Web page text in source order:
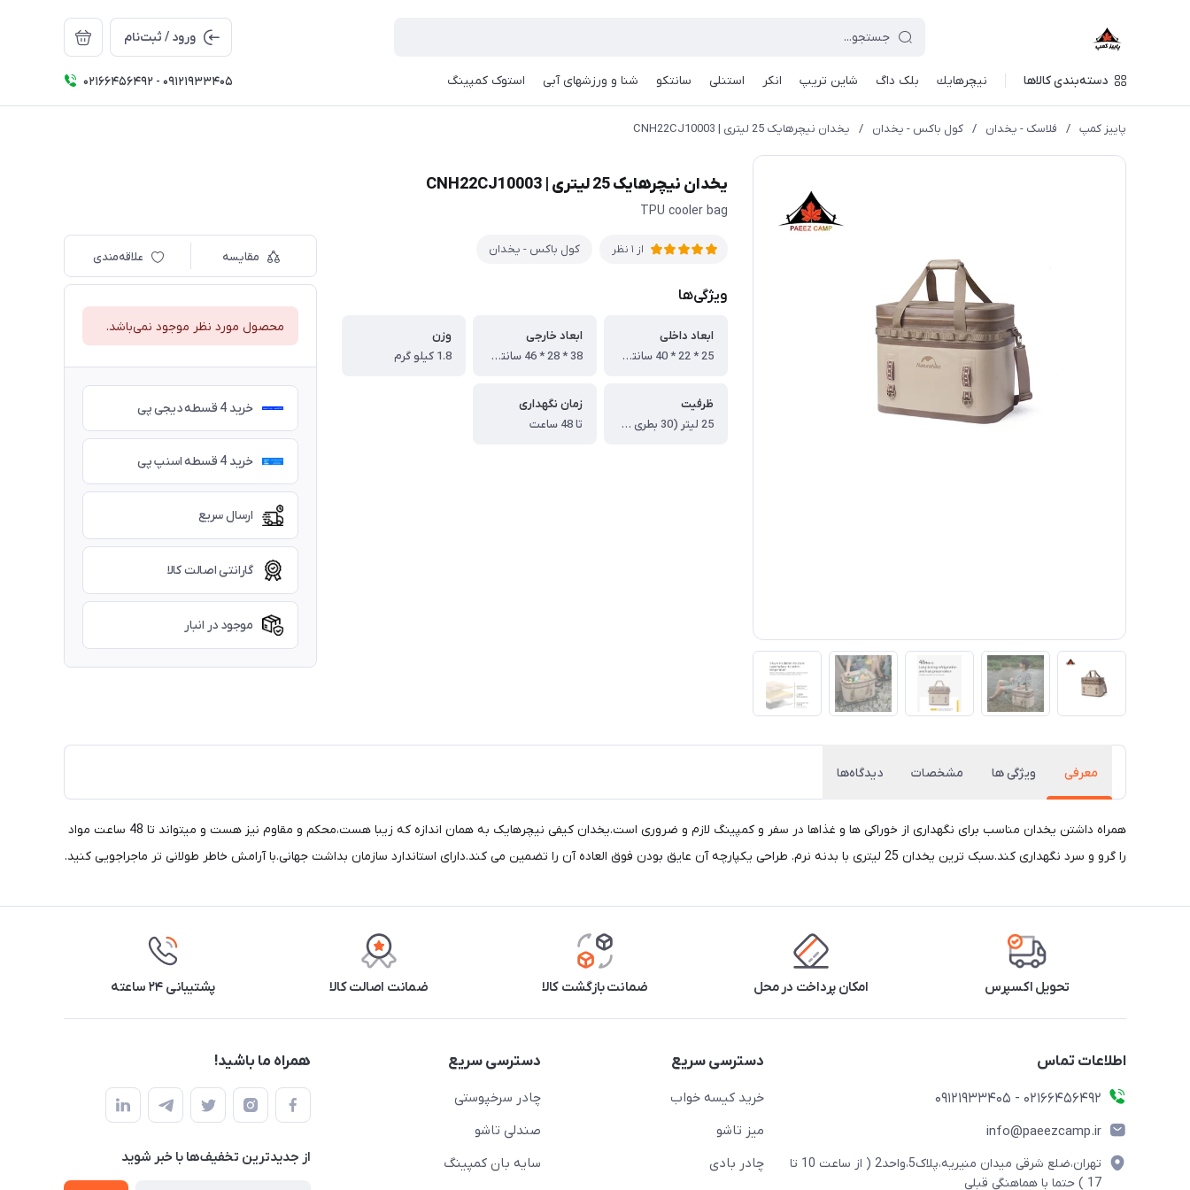
ورود / ثبت‌نام
دسته‌بندی کالاها نيچرهايك بلک داگ شاین تریپ انکر استنلی سانتکو شنا و ورزشهای آبی استوک کمپینگ 02166456492 - 09121933405
پاییز کمپ / فلاسک - یخدان / کول باکس - یخدان / یخدان نیچرهایک 25 لیتری | CNH22CJ10003
یخدان نیچرهایک 25 لیتری | CNH22CJ10003
TPU cooler bag
از 1 نظر کول باکس - یخدان
ویژگی‌ها
ابعاد داخلی
25 * 22 * 40 سانتی متر
ابعاد خارجی
38 * 28 * 46 سانتی متر
وزن
1.8 کیلو گرم
ظرفیت
25 لیتر (30 بطری 380 میل )
زمان نگهداری
تا 48 ساعت
مقایسه علاقه‌مندی
محصول مورد نظر موجود نمی‌باشد.
خرید 4 قسطه دیجی پی
خرید 4 قسطه اسنپ پی
ارسال سریع
گارانتی اصالت کالا
موجود در انبار
معرفی ویژگی ها مشخصات دیدگاه‌ها
همراه داشتن یخدان مناسب برای نگهداری از خوراکی ها و غذاها در سفر و کمپینگ لازم و ضروری است.یخدان کیفی نیچرهایک به همان اندازه که زیبا هست،محکم و مقاوم نیز هست و میتواند تا 48 ساعت مواد
را گرو و سرد نگهداری کند.سبک ترین یخدان 25 لیتری با بدنه نرم. طراحی یکپارچه آن عایق بودن فوق العاده آن را تضمین می کند.دارای استاندارد سازمان بداشت جهانی.با آرامش خاطر طولانی تر ماجراجویی کنید.
تحویل اکسپرس امکان پرداخت در محل ضمانت بازگشت کالا ضمانت اصالت کالا پشتیبانی ۲۴ ساعته
اطلاعات تماس
02166456492 - 09121933405
info@paeezcamp.ir
تهران،ضلع شرقی میدان منیریه،پلاک5،واحد2 ( از ساعت 10 تا
17 ) حتما با هماهنگی قبلی
دسترسی سریع
خرید کیسه خواب
میز تاشو
چادر بادی
دسترسی سریع
چادر سرخپوستی
صندلی تاشو
سایه بان کمپینگ
همراه ما باشید!
از جدید‌ترین تخفیف‌ها با‌ خبر شوید